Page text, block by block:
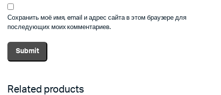
Сохранить моё имя, email и адрес сайта в этом браузере для
последующих моих комментариев.
Related products